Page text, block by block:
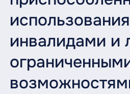
использования
инвалидами и